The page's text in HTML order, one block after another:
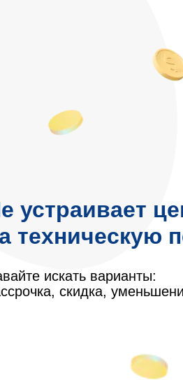
устраивает
техническую
искать варианты:
скидка,